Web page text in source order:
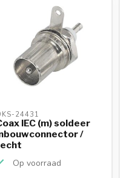
24431
IEC (m) soldeer
/
Op voorraad